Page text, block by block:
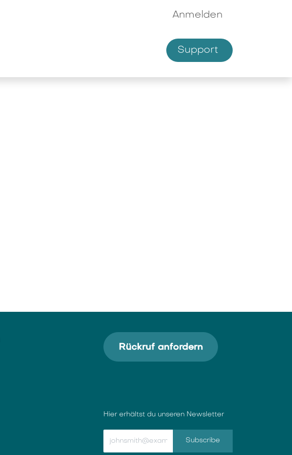
Anmelden
Supp​​ort
Rückruf anfordern
Hier erhältst du unseren Newsletter
Subscribe